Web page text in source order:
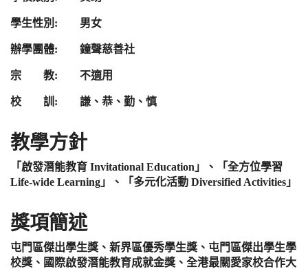
學生性別: 男女
辦學團體: 鐘聲慈善社
宗 教: 不適用
校 訓: 謙、恭、勤、慎
教學方針
「啟發潛能教育 Invitational Education」、「全方位學習
Life-wide Learning」、
「多元化活動 Diversified Activities」
獎項簡述
屯門區傑出學生獎、 新界區優秀學生獎、 屯門區傑出學生學
校獎、 國際啟發潛能教育成就金獎、 全港最關愛家校合作大